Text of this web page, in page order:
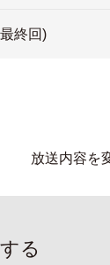
終回)
放送内容を
る